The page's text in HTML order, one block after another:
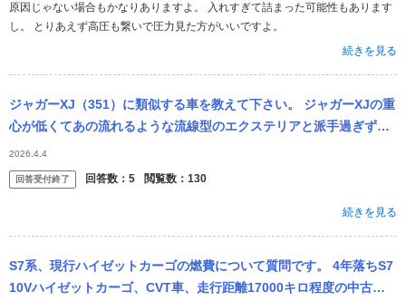
原因じゃない場合もかなりありますよ。 入れすぎて詰まった可能性もあります
し。 とりあえず高圧も繋いで圧力見た方がいいですよ。
続きを見る
ジャガーXJ（351）に類似する車を教えて下さい。 ジャガーXJの重
心が低くてあの流れるような流線型のエクステリアと派手過ぎず地
味過ぎない上品なデザインがすごく好きです。また、メーカーも車
種も人...
2026.4.4
回答受付終了 回答数： 5 閲覧数： 130
続きを見る
S7系、現行ハイゼットカーゴの燃費について質問です。 4年落ちS7
10Vハイゼットカーゴ、CVT車、走行距離17000キロ程度の中古を